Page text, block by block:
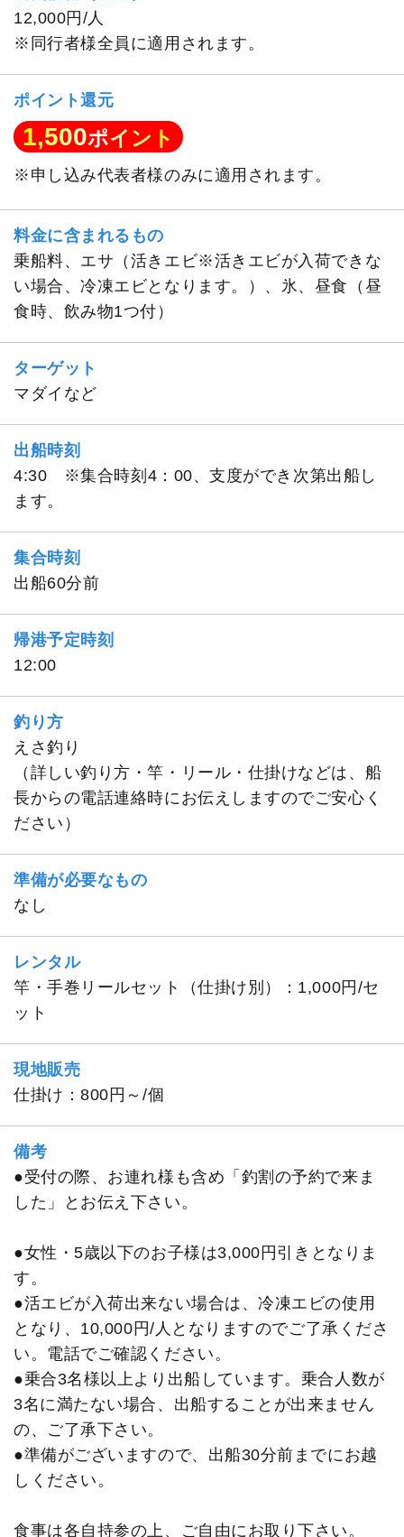
12,000円/人
※同行者様全員に適用されます。
ポイント還元
1,500ポイント
※申し込み代表者様のみに適用されます。
料金に含まれるもの
乗船料、エサ（活きエビ※活きエビが入荷できな
い場合、冷凍エビとなります。）、氷、昼食（昼
食時、飲み物1つ付）
ターゲット
マダイなど
出船時刻
4:30 ※集合時刻4：00、支度ができ次第出船し
ます。
集合時刻
出船60分前
帰港予定時刻
12:00
釣り方
えさ釣り
（詳しい釣り方・竿・リール・仕掛けなどは、船
長からの電話連絡時にお伝えしますのでご安心く
ださい）
準備が必要なもの
なし
レンタル
竿・手巻リールセット（仕掛け別）：1,000円/セ
ット
現地販売
仕掛け：800円～/個
備考
●受付の際、お連れ様も含め「釣割の予約で来ま
した」とお伝え下さい。
●女性・5歳以下のお子様は3,000円引きとなりま
す。
●活エビが入荷出来ない場合は、冷凍エビの使用
となり、10,000円/人となりますのでご了承くださ
い。電話でご確認ください。
●乗合3名様以上より出船しています。乗合人数が
3名に満たない場合、出船することが出来ません
の、ご了承下さい。
●準備がございますので、出船30分前までにお越
しください。
食事は各自持参の上、ご自由にお取り下さい。